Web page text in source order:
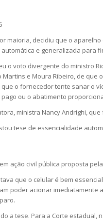
maioria, decidiu que o
e generalizada para
o voto divergente do ministro
Martins e Moura Ribeiro, de que
o fornecedor tente sanar o
ou o abatimento
ministra Nancy Andrighi,
tese de essencialidade
ação civil pública proposta
que o celular é bem
poder acionar imediatamente
a tese. Para a Corte